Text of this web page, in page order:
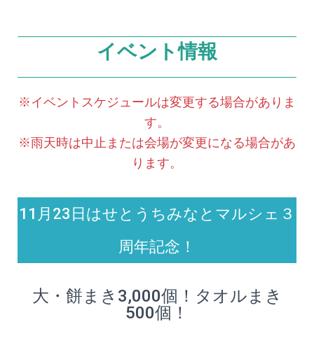
イベント情報
※イベントスケジュールは変更する場合がありま
す。
※雨天時は中止または会場が変更になる場合があ
ります。
11月23日はせとうちみなとマルシェ３
周年記念！
大・餅まき3,000個！タオルまき
500個！